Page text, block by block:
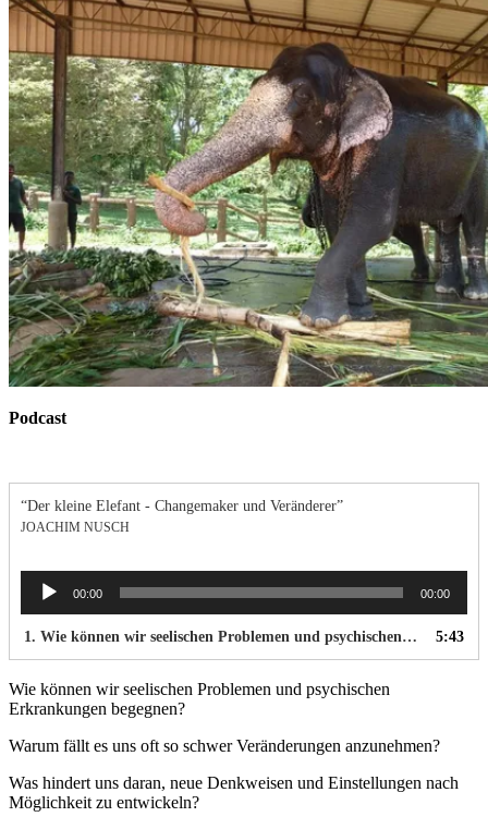
Podcast
“Der kleine Elefant - Changemaker und Veränderer”
JOACHIM NUSCH
Audio
Player
00:00 00:00
1. Wie können wir seelischen Problemen und psychischen Erkrankungen begegnen? Warum fällt es uns oft so schwer Veränderungen anzunehmen? Was hindert uns daran, neue Denkweisen und Einstellungen nach Möglichkeit zu entwickeln? 5:43
Wie können wir seelischen Problemen und psychischen
Erkrankungen begegnen?
Warum fällt es uns oft so schwer Veränderungen anzunehmen?
Was hindert uns daran, neue Denkweisen und Einstellungen nach
Möglichkeit zu entwickeln?